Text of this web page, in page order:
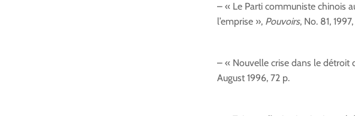
– « Le Parti communiste chinois
l’emprise », Pouvoirs, No. 81,
– « Nouvelle crise dans le détroit
August 1996, 72 p.